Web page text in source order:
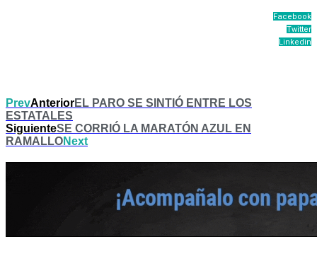
Facebook
Twitter
Linkedin
PrevAnteriorEL PARO SE SINTIÓ ENTRE LOS
ESTATALES
SiguienteSE CORRIÓ LA MARATÓN AZUL EN
RAMALLONext